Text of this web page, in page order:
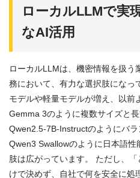
ローカルLLMで実
なAI活用
ローカルLLMは、機密情報を扱う
務において、有力な選択肢になっ
モデルや軽量モデルが増え、以前
Gemma 3のように複数サイズと長
Qwen2.5-7B-Instructのようにバラ
Qwen3 Swallowのように日本語
肢は広がっています。 ただし、
けで決めず、自社で何を安全に処